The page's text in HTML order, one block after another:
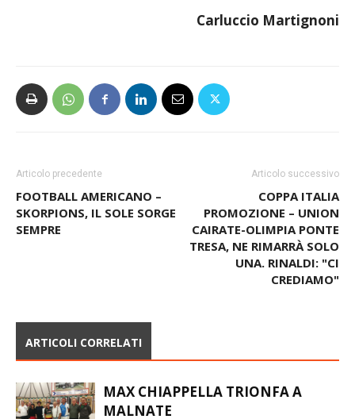
Carluccio Martignoni
Articolo precedente
FOOTBALL AMERICANO –
SKORPIONS, IL SOLE SORGE
SEMPRE
Articolo successivo
COPPA ITALIA
PROMOZIONE – UNION
CAIRATE-OLIMPIA PONTE
TRESA, NE RIMARRÀ SOLO
UNA. RINALDI: "CI
CREDIAMO"
ARTICOLI CORRELATI
MAX CHIAPPELLA TRIONFA A
MALNATE